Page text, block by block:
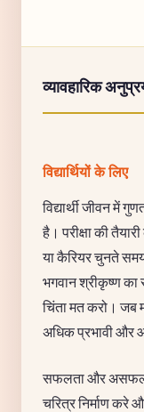
व्यावहारिक
विद्यार्थियों के लिए
विद्यार्थी जीवन में
है। परीक्षा की
या कैरियर चुनते समय
भगवान श्रीकृष्ण का
चिंता मत करो। जब
अधिक प्रभावी और
सफलता और असफलता
चरित्र निर्माण करे